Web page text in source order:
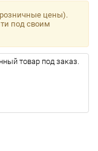
розничные цены).
под своим
товар под заказ.